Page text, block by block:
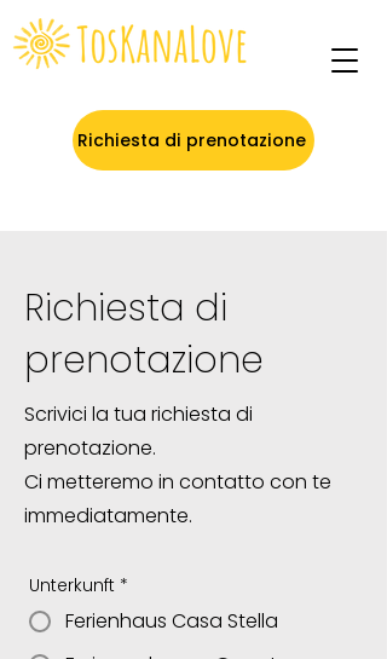
Richiesta di prenotazione
Richiesta di
prenotazione
Scrivici la tua richiesta di
prenotazione.
Ci metteremo in contatto con te
immediatamente.
Unterkunft *
Ferienhaus Casa Stella